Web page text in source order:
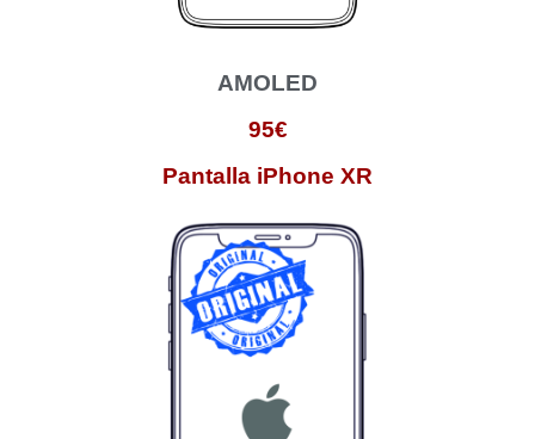
AMOLED
95€
Pantalla iPhone XR